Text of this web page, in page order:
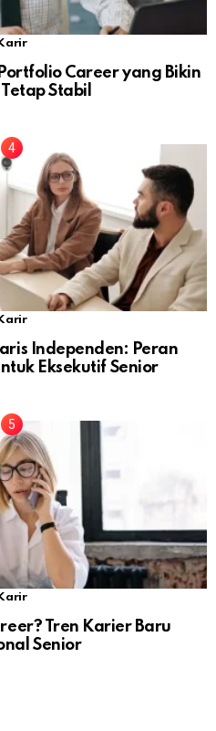
Karir
Career yang Bikin
Stabil
Karir
Independen: Peran
Eksekutif Senior
Karir
Tren Karier Baru
Senior